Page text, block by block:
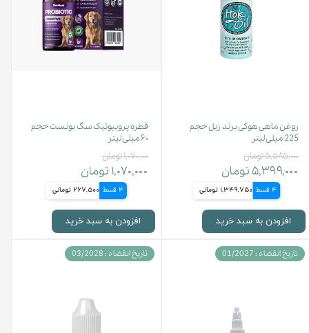
روغن ماهی هوکی برند زیل حجم
225 میلی لیتر
۵,۵۸۵,۰۰۰ تومان
۵,۳۹۹,۰۰۰ تومان
4 قسط 1,349,750 تومانی
افزودن به سبد خرید
قطره پروبیوتیک سگ بونست حجم
۶۰ میلی لیتر
۱,۰۷۰,۰۰۰ تومان
۱,۰۷۰,۰۰۰ تومان
4 قسط 267,500 تومانی
افزودن به سبد خرید
تاریخ انقضاء : 01/2027 تاریخ انقضاء : 03/2028